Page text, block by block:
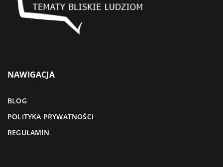
NAWIGACJA
BLOG
POLITYKA PRYWATNOŚCI
REGULAMIN